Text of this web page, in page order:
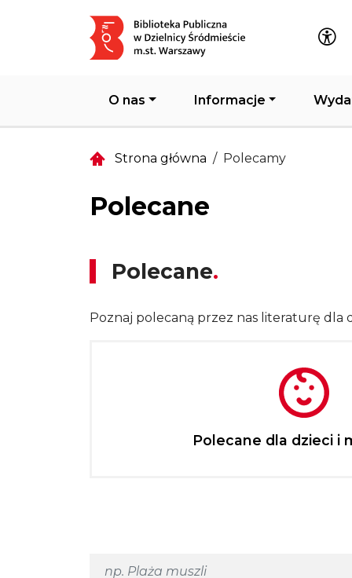
O nas Informacje
Strona główna Polecamy
Polecane
Polecane
Poznaj polecaną przez nas literaturę dla
Polecane dla dzieci i